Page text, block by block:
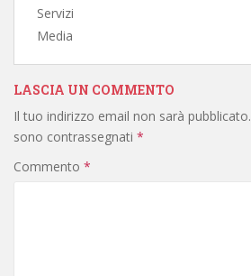
Servizi
Media
LASCIA UN COMMENTO
Il tuo indirizzo email non sarà pubblicato.
sono contrassegnati *
Commento *